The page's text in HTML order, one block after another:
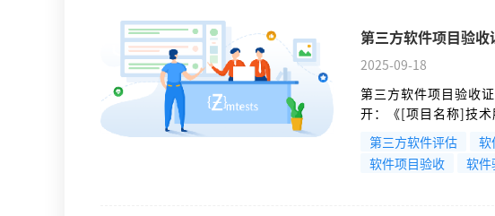
第三方软件项目验
2025-09-18
第三方软件项目验收
开：《[项目名称]技
题的发现：
第三方软件评估 软
软件项目验收
软件